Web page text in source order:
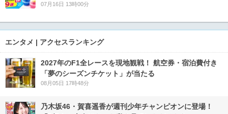
07月16日 13時00分
エンタメ | アクセスランキング
2027年のF1全レースを現地観戦！ 航空券・宿泊費付き
「夢のシーズンチケット」が当たる
08月05日 17時48分
乃木坂46・賀喜遥香が週刊少年チャンピオンに登場！